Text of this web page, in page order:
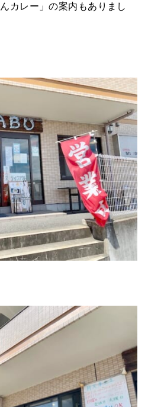
カレー」の案内もありまし